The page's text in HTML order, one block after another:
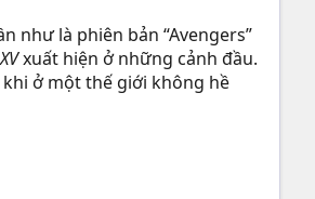
như là phiên bản “Avengers”
xuất hiện ở những cảnh đầu.
khi ở một thế giới không hề